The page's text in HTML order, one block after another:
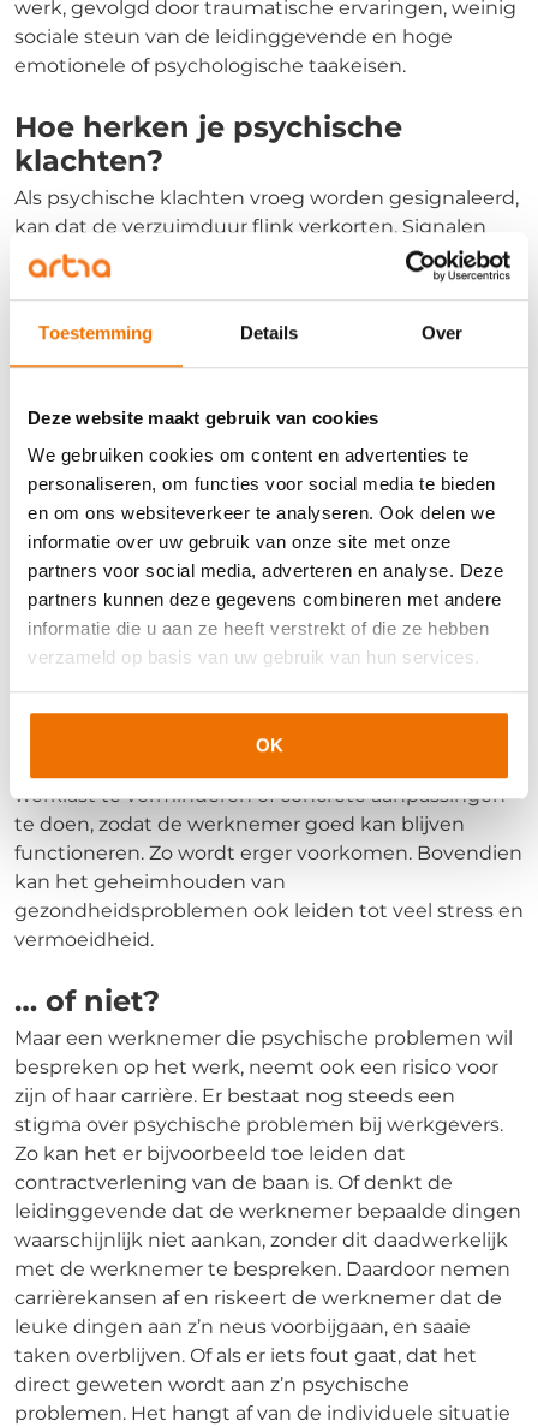
Toestemming Details Over
Deze website maakt gebruik van cookies
We gebruiken cookies om content en advertenties te
personaliseren, om functies voor social media te bieden
en om ons websiteverkeer te analyseren. Ook delen we
informatie over uw gebruik van onze site met onze
partners voor social media, adverteren en analyse. Deze
partners kunnen deze gegevens combineren met andere
informatie die u aan ze heeft verstrekt of die ze hebben
verzameld op basis van uw gebruik van hun services.
OK
werk, gevolgd door traumatische ervaringen, weinig
sociale steun van de leidinggevende en hoge
emotionele of psychologische taakeisen.
Hoe herken je psychische
klachten?
Als psychische klachten vroeg worden gesignaleerd,
kan dat de verzuimduur flink verkorten. Signalen
voor psychische problemen kunnen zijn:
Een lagere productiviteit
Vaker geïrriteerd zijn
De werknemer meldt zich steeds vaker ziek
Dilemma: praten over psychische
problemen…
Uitonderzoekblijkt dat een kwart van de
medewerkers psychische problemen niet durft te
bespreken met hun leidinggevende. Werknemers
dilemma: vertellen of verzwijgen? Enerzijds kan het
bespreken van gezondheidsproblemen zorgen voor
werklast te verminderen of concrete aanpassingen
te doen, zodat de werknemer goed kan blijven
functioneren. Zo wordt erger voorkomen. Bovendien
kan het geheimhouden van
gezondheidsproblemen ook leiden tot veel stress en
vermoeidheid.
… of niet?
Maar een werknemer die psychische problemen wil
bespreken op het werk, neemt ook een risico voor
zijn of haar carrière. Er bestaat nog steeds een
stigma over psychische problemen bij werkgevers.
Zo kan het er bijvoorbeeld toe leiden dat
contractverlening van de baan is. Of denkt de
leidinggevende dat de werknemer bepaalde dingen
waarschijnlijk niet aankan, zonder dit daadwerkelijk
met de werknemer te bespreken. Daardoor nemen
carrièrekansen af en riskeert de werknemer dat de
leuke dingen aan z’n neus voorbijgaan, en saaie
taken overblijven. Of als er iets fout gaat, dat het
direct geweten wordt aan z’n psychische
problemen. Het hangt af van de individuele situatie